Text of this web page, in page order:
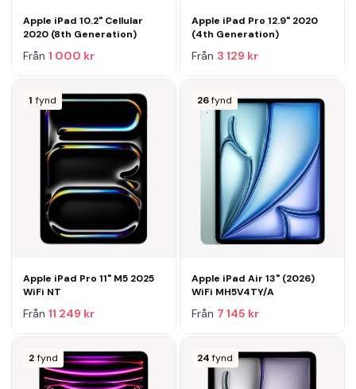
Apple iPad 10.2" Cellular
2020 (8th Generation)
Från 1 000 kr
Apple iPad Pro 12.9" 2020
(4th Generation)
Från 3 129 kr
1 fynd
Apple iPad Pro 11" M5 2025
WiFi NT
Från 11 249 kr
26 fynd
Apple iPad Air 13" (2026)
WiFi MH5V4TY/A
Från 7 145 kr
2 fynd 24 fynd